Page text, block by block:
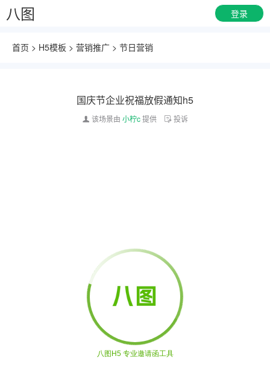
八图 登录
首页 > H5模板 > 营销推广 > 节日营销
国庆节企业祝福放假通知h5
该场景由 小柠c提供 投诉